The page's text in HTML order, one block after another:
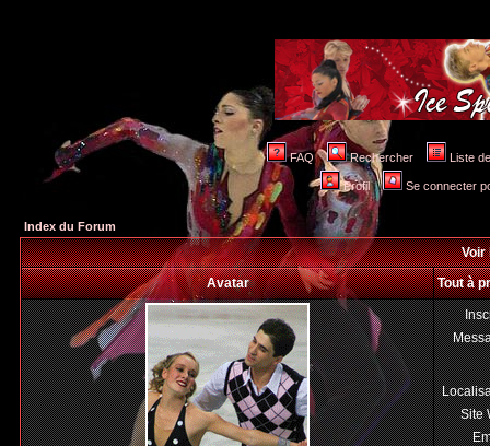
FAQ Rechercher Liste
Profil Se connecter
Index du Forum
Voir
Avatar
Tout à
Site